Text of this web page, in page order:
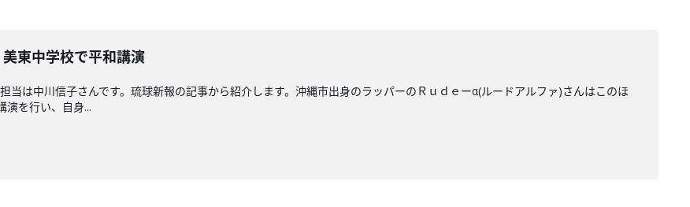
東中学校で平和講演
当は中川信子さんです。琉球新報の記事から紹介します。沖縄市出身のラッパーのＲｕｄｅーα(ルードアルファ)さんはこのほ
演を行い、自身...